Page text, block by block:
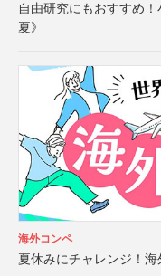
自由研究にもおすすめ
夏》
海外コンペ
夏休みにチャレンジ！